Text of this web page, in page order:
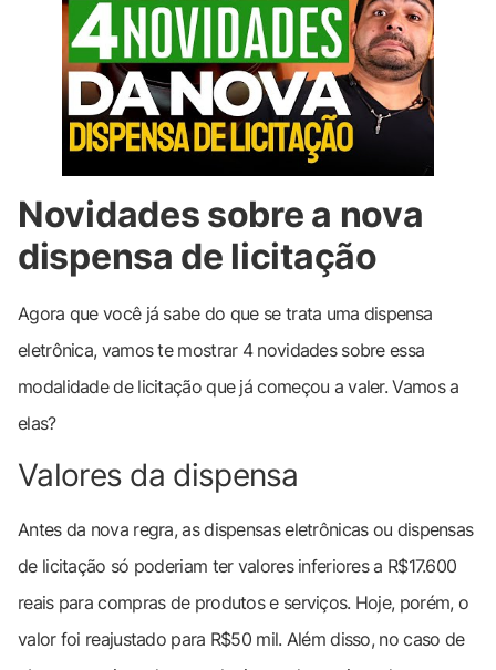
Novidades sobre a nova
dispensa de licitação
Agora que você já sabe do que se trata uma dispensa
eletrônica, vamos te mostrar 4 novidades sobre essa
modalidade de licitação que já começou a valer. Vamos a
elas?
Valores da dispensa
Antes da nova regra, as dispensas eletrônicas ou dispensas
de licitação só poderiam ter valores inferiores a R$17.600
reais para compras de produtos e serviços. Hoje, porém, o
valor foi reajustado para R$50 mil. Além disso, no caso de